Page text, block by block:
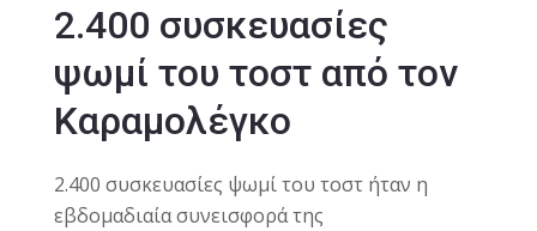
2.400 συσκευασίες
ψωμί του τοστ από τον
Καραμολέγκο
2.400 συσκευασίες ψωμί του τοστ ήταν η
εβδομαδιαία συνεισφορά της